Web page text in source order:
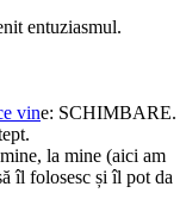
entuziasmul.
vine: SCHIMBARE.
la mine (aici am
îl folosesc și îl pot da